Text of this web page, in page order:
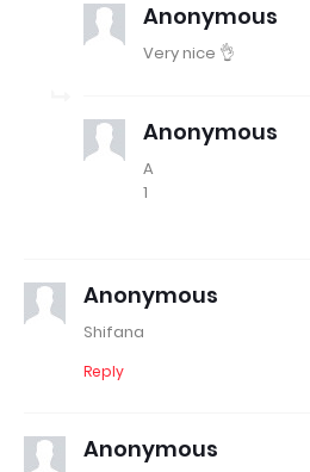
Anonymous
Very nice 👌
Anonymous
A
1
Anonymous
Shifana
Reply
Anonymous